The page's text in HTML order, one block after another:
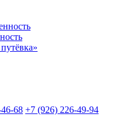
68 +7 (926) 226-49-94